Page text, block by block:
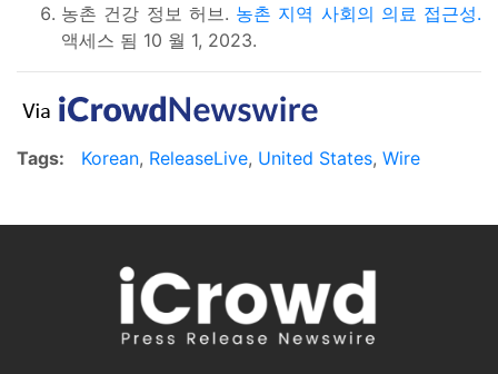
농촌 건강 정보 허브. 농촌 지역 사회의 의료 접근성.
액세스 됨 10 월 1, 2023.
Tags: Korean, ReleaseLive, United States, Wire